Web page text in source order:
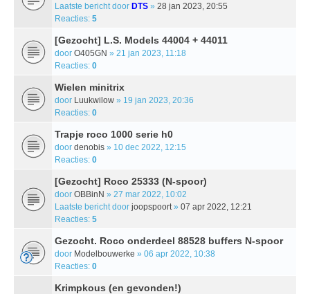
Laatste bericht door DTS » 28 jan 2023, 20:55
Reacties: 5
[Gezocht] L.S. Models 44004 + 44011
door O405GN » 21 jan 2023, 11:18
Reacties: 0
Wielen minitrix
door Luukwilow » 19 jan 2023, 20:36
Reacties: 0
Trapje roco 1000 serie h0
door denobis » 10 dec 2022, 12:15
Reacties: 0
[Gezocht] Roco 25333 (N-spoor)
door OBBinN » 27 mar 2022, 10:02
Laatste bericht door joopspoort» 07 apr 2022, 12:21
Reacties: 5
Gezocht. Roco onderdeel 88528 buffers N-spoor
door Modelbouwerke » 06 apr 2022, 10:38
Reacties: 0
Krimpkous (en gevonden!)